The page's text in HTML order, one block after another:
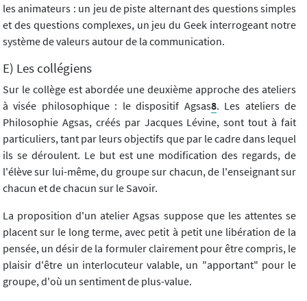
les animateurs : un jeu de piste alternant des questions simples
et des questions complexes, un jeu du Geek interrogeant notre
système de valeurs autour de la communication.
E) Les collégiens
Sur le collège est abordée une deuxième approche des ateliers
à visée philosophique : le dispositif Agsas8. Les ateliers de
Philosophie Agsas, créés par Jacques Lévine, sont tout à fait
particuliers, tant par leurs objectifs que par le cadre dans lequel
ils se déroulent. Le but est une modification des regards, de
l'élève sur lui-même, du groupe sur chacun, de l'enseignant sur
chacun et de chacun sur le Savoir.
La proposition d'un atelier Agsas suppose que les attentes se
placent sur le long terme, avec petit à petit une libération de la
pensée, un désir de la formuler clairement pour être compris, le
plaisir d'être un interlocuteur valable, un "apportant" pour le
groupe, d'où un sentiment de plus-value.